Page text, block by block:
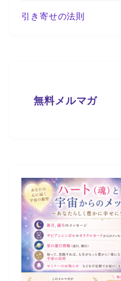
引き寄せの法則
無料メルマガ